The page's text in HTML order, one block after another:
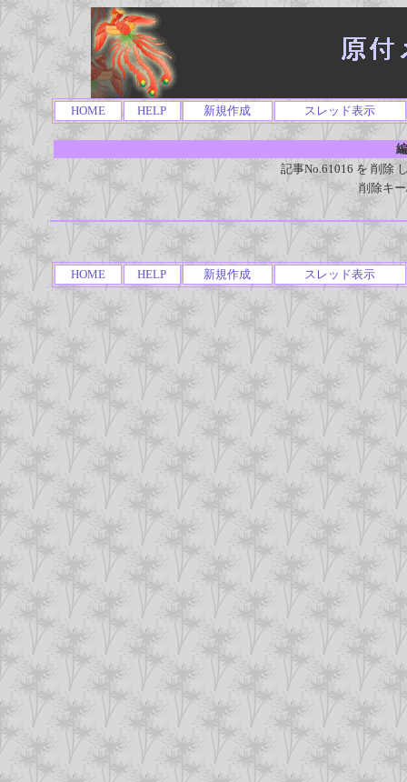
HOME HELP 新規作成 スレッド表示
記事No.61016 を 削除
削除キ
HOME HELP 新規作成 スレッド表示